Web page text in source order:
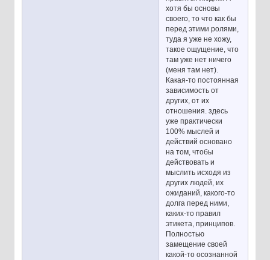
хотя бы основы
своего, то что как бы
перед этими ролями,
туда я уже не хожу,
такое ощущение, что
там уже нет ничего
(меня там нет).
Какая-то постоянная
зависимость от
других, от их
отношения. здесь
уже практически
100% мыслей и
действий основано
на том, чтобы
действовать и
мыслить исходя из
других людей, их
ожиданий, какого-то
долга перед ними,
каких-то правил
этикета, принципов.
Полностью
замещение своей
какой-то осознанной